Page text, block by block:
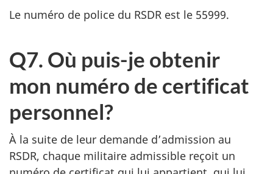
Le numéro de police du RSDR est le 55999.
Q7. Où puis-je obtenir
mon numéro de certificat
personnel?
À la suite de leur demande d’admission au
RSDR, chaque militaire admissible reçoit un